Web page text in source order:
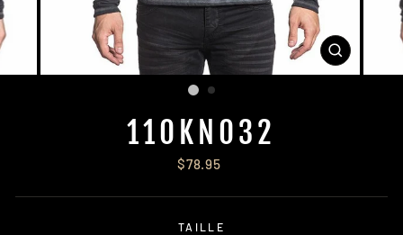
110KN032
Regular
$78.95
TAILLE
FERMER
(ESC)